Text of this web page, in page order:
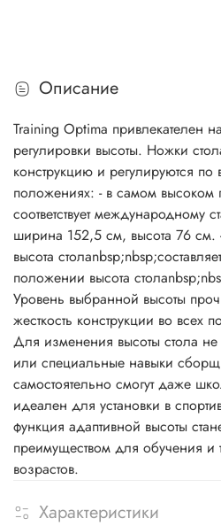
Описание
Training Optima привлекателен
регулировки высоты. Ножки
конструкцию и регулируются по
положениях: - в самом
соответствует международному
ширина 152,5 см, высота 76
высота
положении высота
Уровень выбранной высоты
жесткость конструкции во всех
Для изменения высоты стола не
или специальные навыки
самостоятельно смогут даже
идеален для установки в
функция адаптивной высоты
преимуществом для обучения и
возрастов.
Характеристики